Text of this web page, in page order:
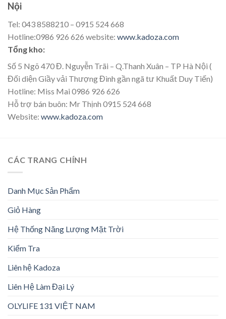
Nội
Tel: 043 8588210 – 0915 524 668
Hotline:0986 926 626 website: www.kadoza.com
Tổng kho:
Số 5 Ngõ 470 Đ. Nguyễn Trãi – Q.Thanh Xuân – TP Hà Nội (
Đối diện Giầy vải Thượng Đình gần ngã tư Khuất Duy Tiến)
Hotline: Miss Mai 0986 926 626
Hỗ trợ bán buôn: Mr Thịnh 0915 524 668
Website: www.kadoza.com
CÁC TRANG CHÍNH
Danh Mục Sản Phẩm
Giỏ Hàng
Hệ Thống Năng Lượng Mặt Trời
Kiểm Tra
Liên hệ Kadoza
Liên Hệ Làm Đại Lý
OLYLIFE 131 VIỆT NAM